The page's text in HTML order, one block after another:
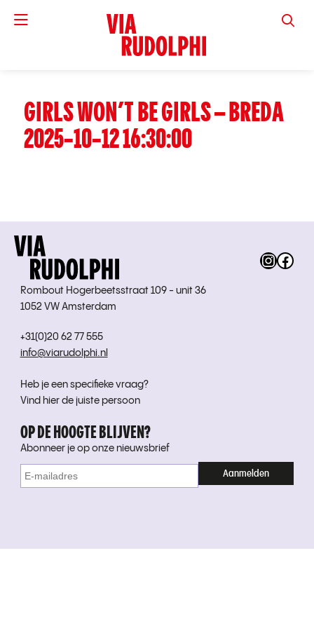
VIA
GIRLS WON’T BE GIRLS – BREDA
2025-10-12 16:30:00
Rombout Hogerbeetsstraat 109 - unit 36
1052 VW Amsterdam
+31(0)20 62 77 555
info@viarudolphi.nl
Heb je een specifieke vraag?
Vind hier de juiste persoon
OP DE HOOGTE BLIJVEN?
Abonneer je op onze nieuwsbrief